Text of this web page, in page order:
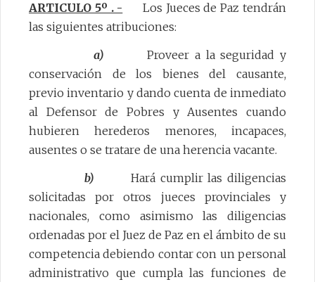
ARTICULO 5º . - Los Jueces de Paz tendrán
las siguientes atribuciones:
a)Proveer a la seguridad y
conservación de los bienes del causante,
previo inventario y dando cuenta de inmediato
al Defensor de Pobres y Ausentes cuando
hubieren herederos menores, incapaces,
ausentes o se tratare de una herencia vacante.
b) Hará cumplir las diligencias
solicitadas por otros jueces provinciales y
nacionales, como asimismo las diligencias
ordenadas por el Juez de Paz en el ámbito de su
competencia debiendo contar con un personal
administrativo que cumpla las funciones de